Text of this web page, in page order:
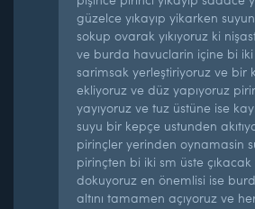
güzelce yıkayıp yikarken
sokup ovarak yıkıyoruz ki
ve burda havuclarin içine bi
sarimsak yerleştiriyoruz ve bir
ekliyoruz ve düz yapıyoruz
yayıyoruz ve tuz üstüne ise
suyu bir kepçe ustunden
pirinçler yerinden oynamasin
pirinçten bi iki sm üste çıkacak
dokuyoruz en önemlisi ise
altını tamamen açıyoruz ve